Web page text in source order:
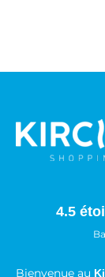
4.5
Bienvenue au